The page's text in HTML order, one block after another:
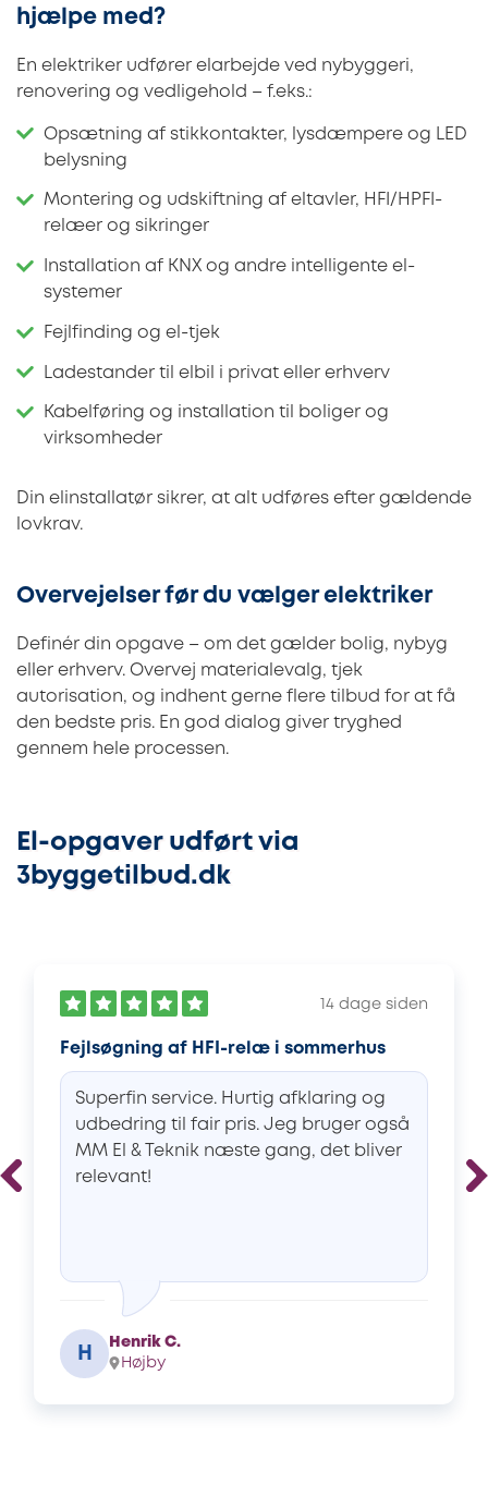
hjælpe med?
En elektriker udfører elarbejde ved nybyggeri,
renovering og vedligehold – f.eks.:
Opsætning af stikkontakter, lysdæmpere og LED
belysning
Montering og udskiftning af eltavler, HFI/HPFI-
relæer og sikringer
Installation af KNX og andre intelligente el-
systemer
Fejlfinding og el-tjek
Ladestander til elbil i privat eller erhverv
Kabelføring og installation til boliger og
virksomheder
Din elinstallatør sikrer, at alt udføres efter gældende
lovkrav.
Overvejelser før du vælger elektriker
Definér din opgave – om det gælder bolig, nybyg
eller erhverv. Overvej materialevalg, tjek
autorisation, og indhent gerne flere tilbud for at få
den bedste pris. En god dialog giver tryghed
gennem hele processen.
El-opgaver udført via
3byggetilbud.dk
14 dage siden
Fejlsøgning af HFI-relæ i sommerhus
Superfin service. Hurtig afklaring og
udbedring til fair pris. Jeg bruger også
MM El & Teknik næste gang, det bliver
relevant!
H
Henrik C.
Højby